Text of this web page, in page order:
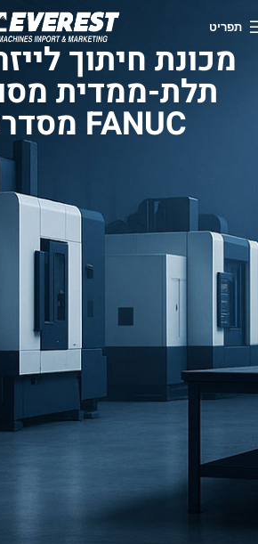
תפריט
מכונת חיתוך
תלת-ממדית
FANUC מסדרת RC